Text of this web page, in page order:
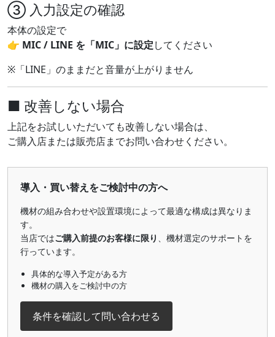
③ 入力設定の確認
本体の設定で
👉 MIC / LINE を「MIC」に設定してください
※「LINE」のままだと音量が上がりません
■ 改善しない場合
上記をお試しいただいても改善しない場合は、
ご購入店または販売店までお問い合わせください。
導入・買い替えをご検討中の方へ
機材の組み合わせや設置環境によって最適な構成は異なりま
す。
当店ではご購入前提のお客様に限り 、機材選定のサポートを
行っています。
具体的な導入予定がある方
機材の購入をご検討中の方
条件を確認して問い合わせる